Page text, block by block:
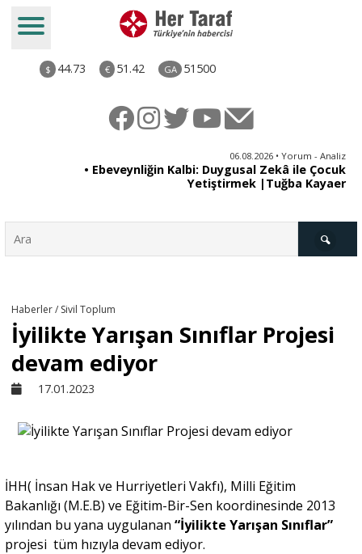
$ 44.73 € 51.42 GA 51500
06.08.2026 • Yorum - Analiz
• ''Ahh Avrupa..'' şeklindeki âşıkâne yaklaşımlar bütün
Müslüman toplumlarda geri tepmeye
Ekonomi
Haberler / Sivil Toplum
İyilikte Yarışan Sınıflar Projesi
devam ediyor
17.01.2023
İHH( İnsan Hak ve Hurriyetleri Vakfı), Milli Eğitim
Bakanlığı (M.E.B) ve Eğitim-Bir-Sen koordinesinde 2013
yılından bu yana uygulanan “İyilikte Yarışan Sınıflar”
projesi tüm hızıyla devam ediyor.